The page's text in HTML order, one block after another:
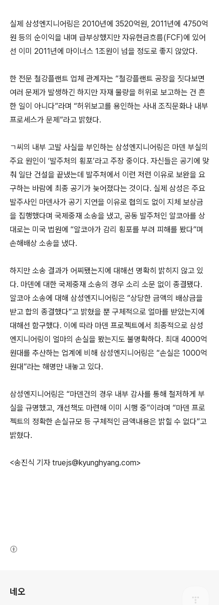
실제 삼성엔지니어링은 2010년에 3520억원, 2011년에 4750억
원 등의 순이익을 내며 급부상했지만 자유현금흐름(FCF)에 있어
선 이미 2011년에 마이너스 1조원이 넘을 정도로 좋지 않았다.
한 전문 철강플랜트 업체 관계자는 “철강플랜트 공장을 짓다보면
여러 문제가 발생하긴 하지만 자재 물량을 허위로 보고하는 건 흔
한 일이 아니다”라며 “허위보고를 용인하는 사내 조직문화나 내부
프로세스가 문제”라고 밝혔다.
ㄱ씨의 내부 고발 사실을 부인하는 삼성엔지니어링은 마덴 부실의
주요 원인이 ‘발주처의 횡포’라고 주장 중이다. 자신들은 공기에 맞
춰 일단 건설을 끝냈는데 발주처에서 이런 저런 이유로 보완을 요
구하는 바람에 최종 공기가 늦어졌다는 것이다. 실제 삼성은 주요
발주사인 마덴사가 공기 지연을 이유로 협의도 없이 지체 보상금
을 집행했다며 국제중재 소송을 냈고, 공동 발주처인 알코아를 상
대로는 미국 법원에 “알코아가 감리 횡포를 부려 피해를 봤다”며
손해배상 소송을 냈다.
하지만 소송 결과가 어찌됐는지에 대해선 명확히 밝히지 않고 있
다. 마덴에 대한 국제중재 소송의 경우 소리 소문 없이 종결됐다.
알코아 소송에 대해 삼성엔지니어링은 “상당한 금액의 배상금을
받고 합의 종결했다”고 밝혔을 뿐 구체적으로 얼마를 받았는지에
대해선 함구했다. 이에 따라 마덴 프로젝트에서 최종적으로 삼성
엔지니어링이 얼마의 손실을 봤는지도 불명확하다. 최대 4000억
원대를 추산하는 업계에 비해 삼성엔지니어링은 “손실은 1000억
원대”라는 해명만 내놓고 있다.
삼성엔지니어링은 “마덴건의 경우 내부 감사를 통해 철저하게 부
실을 규명했고, 개선책도 마련해 이미 시행 중”이라며 “마덴 프로
젝트의 정확한 손실규모 등 구체적인 금액내용은 밝힐 수 없다”고
밝혔다.
<송진식 기자 truejs@kyunghyang.com>
네오